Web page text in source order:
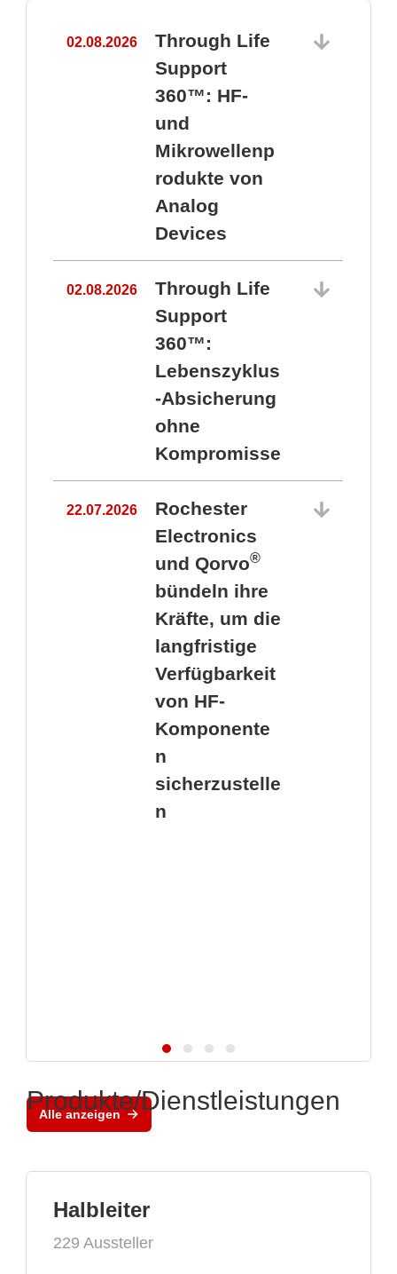
02.08.2026
Through Life
Support
360™: HF-
und
Mikrowellenp
rodukte von
Analog
Devices
02.08.2026
Through Life
Support
360™:
Lebenszyklus
-Absicherung
ohne
Kompromisse
22.07.2026
Rochester
Electronics
und Qorvo®
bündeln ihre
Kräfte, um die
langfristige
Verfügbarkeit
von HF-
Komponente
n
sicherzustelle
n
Alle anzeigen
Produkte/Dienstleistungen
Halbleiter
229 Aussteller